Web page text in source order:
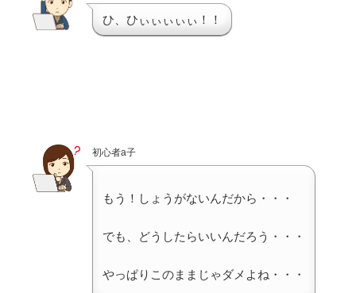
ひ、ひぃぃぃぃぃ！！
初心者a子
もう！しょうがないんだから・・・
でも、どうしたらいいんだろう・・・
やっぱりこのままじゃダメよね・・・